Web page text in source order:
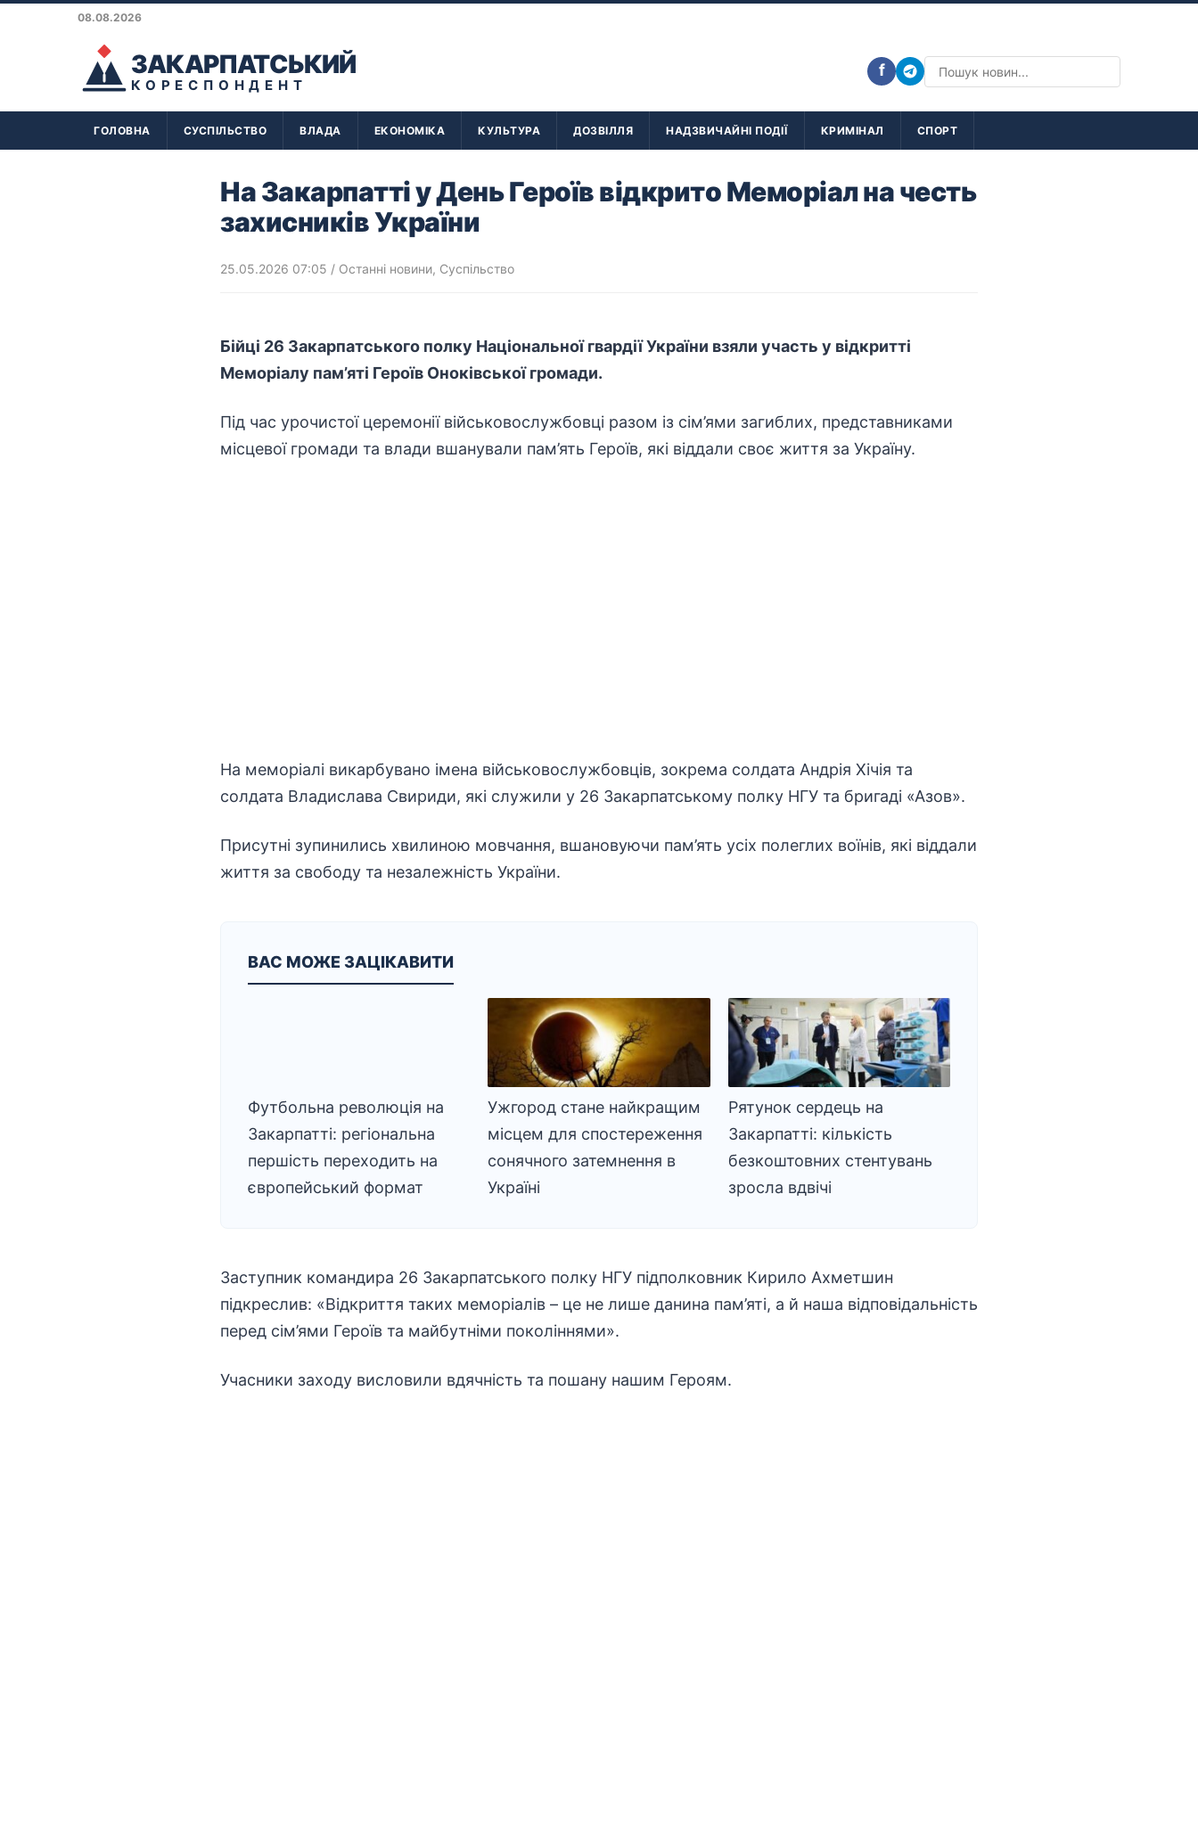
08.08.2026
ЗАКАРПАТСЬКИЙ
КОРЕСПОНДЕНТ
f
ГОЛОВНА СУСПІЛЬСТВО ВЛАДА ЕКОНОМІКА КУЛЬТУРА ДОЗВІЛЛЯ НАДЗВИЧАЙНІ ПОДІЇ КРИМІНАЛ СПОРТ
На Закарпатті у День Героїв відкрито Меморіал на честь
захисників України
25.05.2026 07:05 / Останні новини, Суспільство
Бійці 26 Закарпатського полку Національної гвардії України взяли участь у відкритті
Меморіалу пам’яті Героїв Оноківської громади.
Під час урочистої церемонії військовослужбовці разом із сім’ями загиблих, представниками
місцевої громади та влади вшанували пам’ять Героїв, які віддали своє життя за Україну.
На меморіалі викарбувано імена військовослужбовців, зокрема солдата Андрія Хічія та
солдата Владислава Свириди, які служили у 26 Закарпатському полку НГУ та бригаді «Азов».
Присутні зупинились хвилиною мовчання, вшановуючи пам’ять усіх полеглих воїнів, які віддали
життя за свободу та незалежність України.
ВАС МОЖЕ ЗАЦІКАВИТИ
Футбольна революція на
Закарпатті: регіональна
першість переходить на
європейський формат
Ужгород стане найкращим
місцем для спостереження
сонячного затемнення в
Україні
Рятунок сердець на
Закарпатті: кількість
безкоштовних стентувань
зросла вдвічі
Заступник командира 26 Закарпатського полку НГУ підполковник Кирило Ахметшин
підкреслив: «Відкриття таких меморіалів – це не лише данина пам’яті, а й наша відповідальність
перед сім’ями Героїв та майбутніми поколіннями».
Учасники заходу висловили вдячність та пошану нашим Героям.